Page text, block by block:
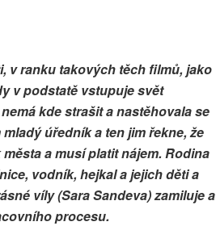
v ranku takových těch filmů, jako
v podstatě vstupuje svět
kde strašit a nastěhovala se
úředník a ten jim řekne, že
a musí platit nájem. Rodina
vodník, hejkal a jejich děti a
víly (Sara Sandeva) zamiluje a
procesu.